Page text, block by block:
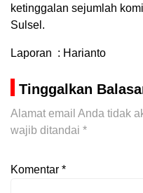
ketinggalan sejumlah
Sulsel.
Laporan : Harianto
Tinggalkan
Alamat email Anda tidak
wajib ditandai *
Komentar *